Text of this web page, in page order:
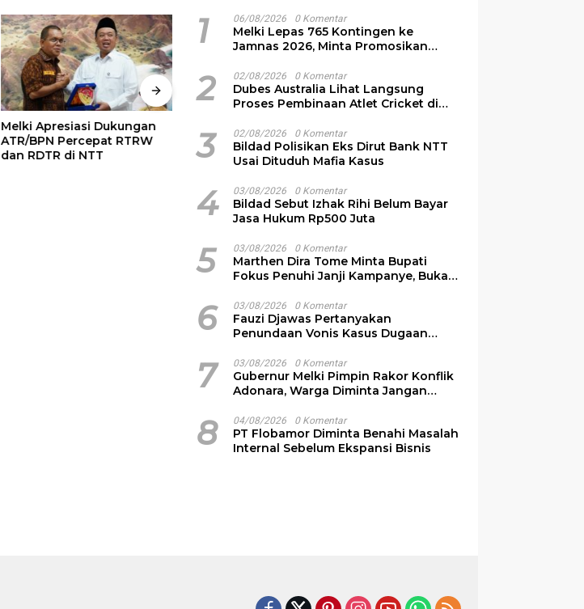
Melki Apresiasi Dukungan
ATR/BPN Percepat RTRW
dan RDTR di NTT
Ade Kuswandi Divonis 2,6
Tahun Penjara
Benahi Masalah Internal
Sebelum Ekspansi Bisnis
1 06/08/2026 0 Komentar
Melki Lepas 765 Kontingen ke
Jamnas 2026, Minta Promosikan
2 02/08/2026 0 Komentar
Dubes Australia Lihat Langsung
Proses Pembinaan Atlet Cricket di
3 02/08/2026 0 Komentar
Bildad Polisikan Eks Dirut Bank NTT
Usai Dituduh Mafia Kasus
4 03/08/2026 0 Komentar
Bildad Sebut Izhak Rihi Belum Bayar
Jasa Hukum Rp500 Juta
5 03/08/2026 0 Komentar
Marthen Dira Tome Minta Bupati
Fokus Penuhi Janji Kampanye, Bukan
6 03/08/2026 0 Komentar
Fauzi Djawas Pertanyakan
Penundaan Vonis Kasus Dugaan
7 03/08/2026 0 Komentar
Gubernur Melki Pimpin Rakor Konflik
Adonara, Warga Diminta Jangan
8 04/08/2026 0 Komentar
PT Flobamor Diminta Benahi Masalah
Internal Sebelum Ekspansi Bisnis